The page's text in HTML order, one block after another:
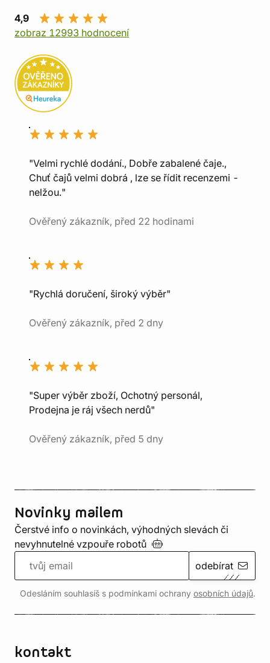
4,9
zobraz 12993 hodnocení
"Velmi rychlé dodání., Dobře zabalené čaje.,
Chuť čajů velmi dobrá , lze se řídit recenzemi -
nelžou."
Ověřený zákazník, před 22 hodinami
"Rychlá doručení, široký výběr"
Ověřený zákazník, před 2 dny
"Super výběr zboží, Ochotný personál,
Prodejna je ráj všech nerdů"
Ověřený zákazník, před 5 dny
Novinky mailem
Čerstvé info o novinkách, výhodných slevách či
nevyhnutelné vzpouře robotů
odebírat
Odesláním souhlasíš s podmínkami ochrany osobních údajů.
kontakt